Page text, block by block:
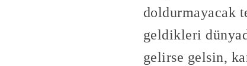
doldurmayacak
geldikleri
gelirse gelsin,